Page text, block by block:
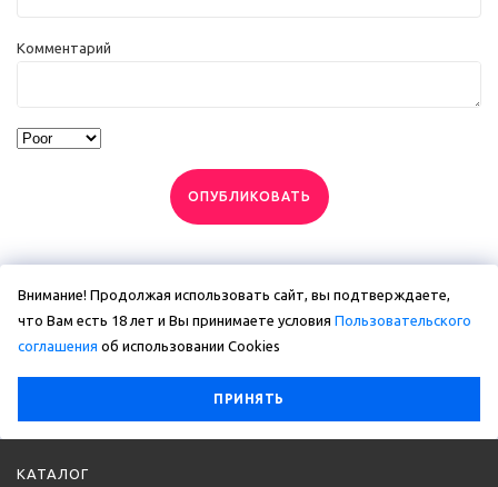
Комментарий
ОПУБЛИКОВАТЬ
Внимание! Продолжая использовать сайт, вы подтверждаете,
что Вам есть 18 лет и Вы принимаете условия Пользовательского
соглашения об использовании Сookies
ПРИНЯТЬ
КАТАЛОГ